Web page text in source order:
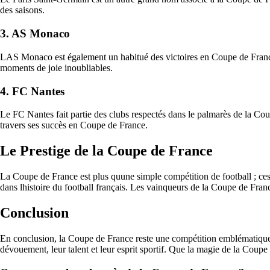
des saisons.
3. AS Monaco
LAS Monaco est également un habitué des victoires en Coupe de
moments de joie inoubliables.
4. FC Nantes
Le FC Nantes fait partie des clubs respectés dans le palmarès de la
travers ses succès en Coupe de France.
Le Prestige de la Coupe de France
La Coupe de France est plus quune simple compétition de football ;
dans lhistoire du football français. Les vainqueurs de la Coupe de
Conclusion
En conclusion, la Coupe de France reste une compétition
dévouement, leur talent et leur esprit sportif. Que la magie de la